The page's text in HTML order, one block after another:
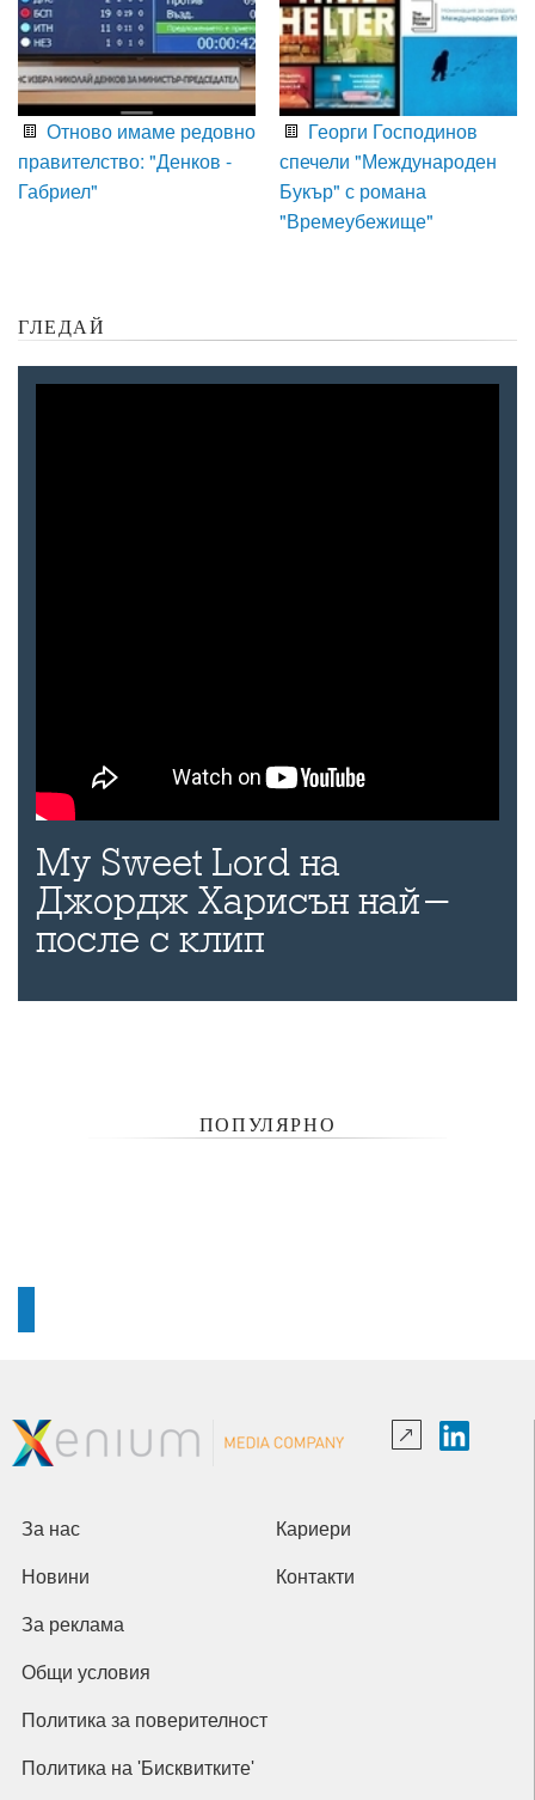
Отново имаме редовно
правителство: "Денков -
Габриел"
Георги Господинов
спечели "Международен
Букър" с романа
"Времеубежище"
ГЛЕДАЙ
My Sweet Lord на
Джордж Харисън най-
после с клип
ПОПУЛЯРНО
За нас Кариери
Новини Контакти
За реклама
Общи условия
Политика за поверителност
Политика на 'Бисквитките'